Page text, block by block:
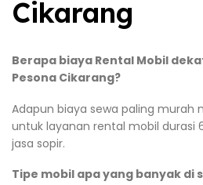
Cikarang
Berapa biaya Rental Mobil
Pesona Cikarang?
Adapun biaya sewa paling murah
untuk layanan rental mobil durasi
jasa sopir.
Tipe mobil apa yang banyak di